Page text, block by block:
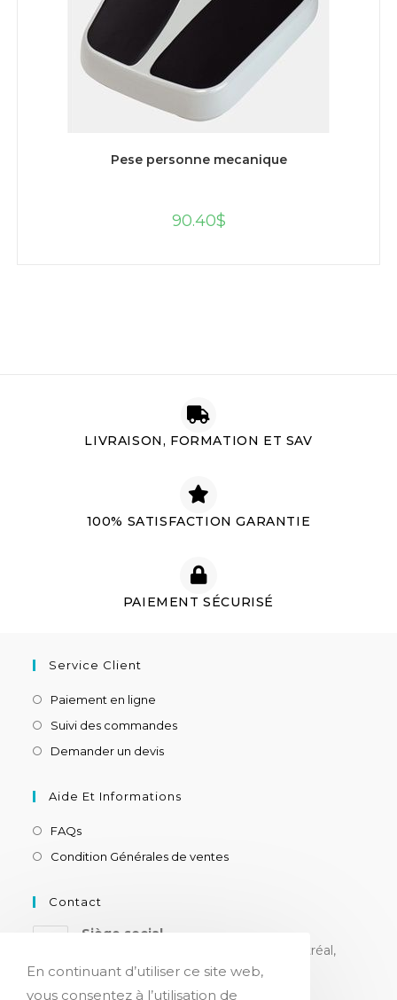
Pese personne mecanique
90.40$
LIVRAISON, FORMATION ET SAV
100% SATISFACTION GARANTIE
PAIEMENT SÉCURISÉ
Service Client
Paiement en ligne
Suivi des commandes
Demander un devis
Aide Et Informations
FAQs
Condition Générales de ventes
Contact
Siège social
8180 ch. Devonshire, suite 205, Montréal,
H4P 2K3, CANADA
En continuant d’utiliser ce site web,
vous consentez à l’utilisation de